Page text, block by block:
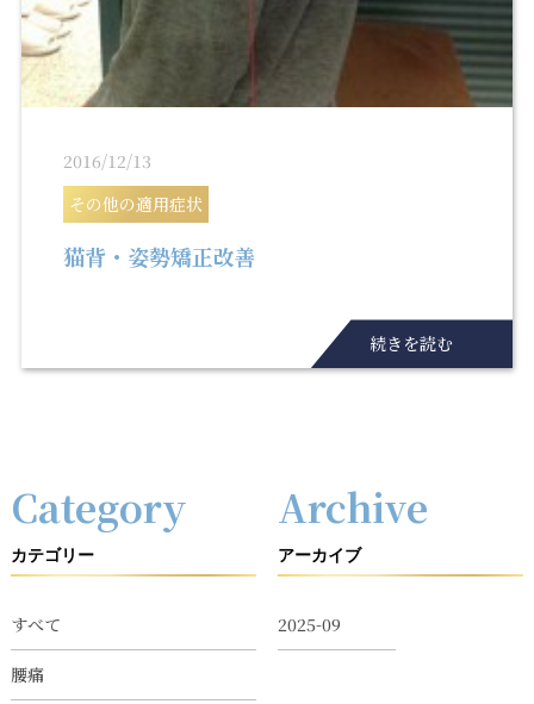
2016/12/13
その他の適用症状
猫背・姿勢矯正改善
続きを読む
Category
カテゴリー
すべて
腰痛
Archive
アーカイブ
2025-09